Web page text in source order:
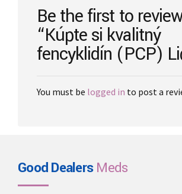
product
page
Be the first to
“Kúpte si kvalitný
fencyklidín (PCP)
You must be logged in to post a
Good DealersMeds